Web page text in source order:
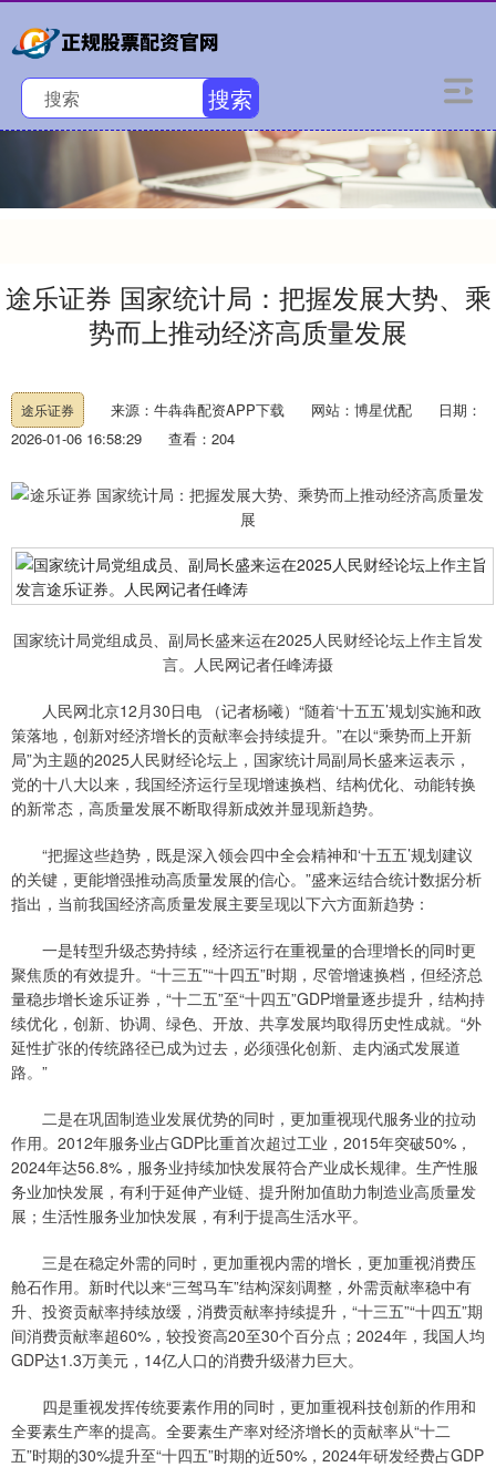
搜索
途乐证券 国家统计局：把握发展大势、乘
势而上推动经济高质量发展
途乐证券 来源：牛犇犇配资APP下载 网站：博星优配
日期：
2026-01-06 16:58:29
查看：204
国家统计局党组成员、副局长盛来运在2025人民财经论坛上作主旨发
言。人民网记者任峰涛摄
人民网北京12月30日电 （记者杨曦）“随着‘十五五’规划实施和政
策落地，创新对经济增长的贡献率会持续提升。”在以“乘势而上开新
局”为主题的2025人民财经论坛上，国家统计局副局长盛来运表示，
党的十八大以来，我国经济运行呈现增速换档、结构优化、动能转换
的新常态，高质量发展不断取得新成效并显现新趋势。
“把握这些趋势，既是深入领会四中全会精神和‘十五五’规划建议
的关键，更能增强推动高质量发展的信心。”盛来运结合统计数据分析
指出，当前我国经济高质量发展主要呈现以下六方面新趋势：
一是转型升级态势持续，经济运行在重视量的合理增长的同时更
聚焦质的有效提升。“十三五”“十四五”时期，尽管增速换档，但经济总
量稳步增长途乐证券，“十二五”至“十四五”GDP增量逐步提升，结构持
续优化，创新、协调、绿色、开放、共享发展均取得历史性成就。“外
延性扩张的传统路径已成为过去，必须强化创新、走内涵式发展道
路。”
二是在巩固制造业发展优势的同时，更加重视现代服务业的拉动
作用。2012年服务业占GDP比重首次超过工业，2015年突破50%，
2024年达56.8%，服务业持续加快发展符合产业成长规律。生产性服
务业加快发展，有利于延伸产业链、提升附加值助力制造业高质量发
展；生活性服务业加快发展，有利于提高生活水平。
三是在稳定外需的同时，更加重视内需的增长，更加重视消费压
舱石作用。新时代以来“三驾马车”结构深刻调整，外需贡献率稳中有
升、投资贡献率持续放缓，消费贡献率持续提升，“十三五”“十四五”期
间消费贡献率超60%，较投资高20至30个百分点；2024年，我国人均
GDP达1.3万美元，14亿人口的消费升级潜力巨大。
四是重视发挥传统要素作用的同时，更加重视科技创新的作用和
全要素生产率的提高。全要素生产率对经济增长的贡献率从“十二
五”时期的30%提升至“十四五”时期的近50%，2024年研发经费占GDP